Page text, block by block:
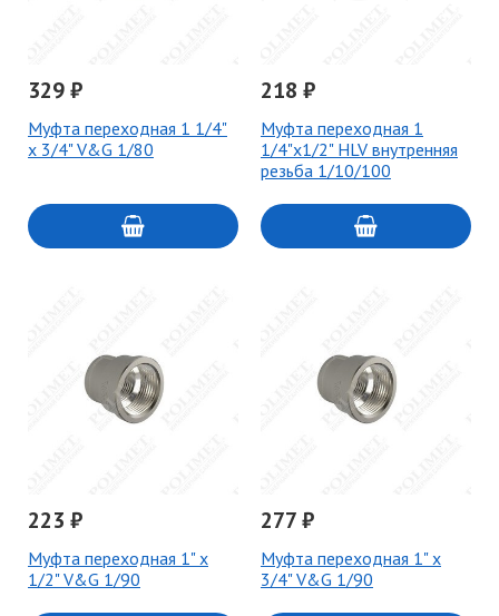
329 ₽
Муфта переходная 1 1/4"
х 3/4" V&G 1/80
218 ₽
Муфта переходная 1
1/4"х1/2" HLV внутренняя
резьба 1/10/100
223 ₽
Муфта переходная 1" x
1/2" V&G 1/90
277 ₽
Муфта переходная 1" x
3/4" V&G 1/90